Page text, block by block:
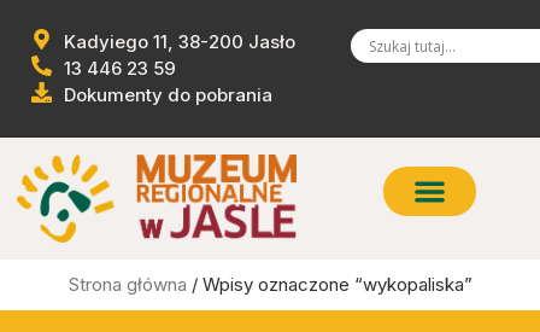
Kadyiego 11, 38-200 Jasło
13 446 23 59
Dokumenty do pobrania
Strona główna / Wpisy oznaczone “wykopaliska”